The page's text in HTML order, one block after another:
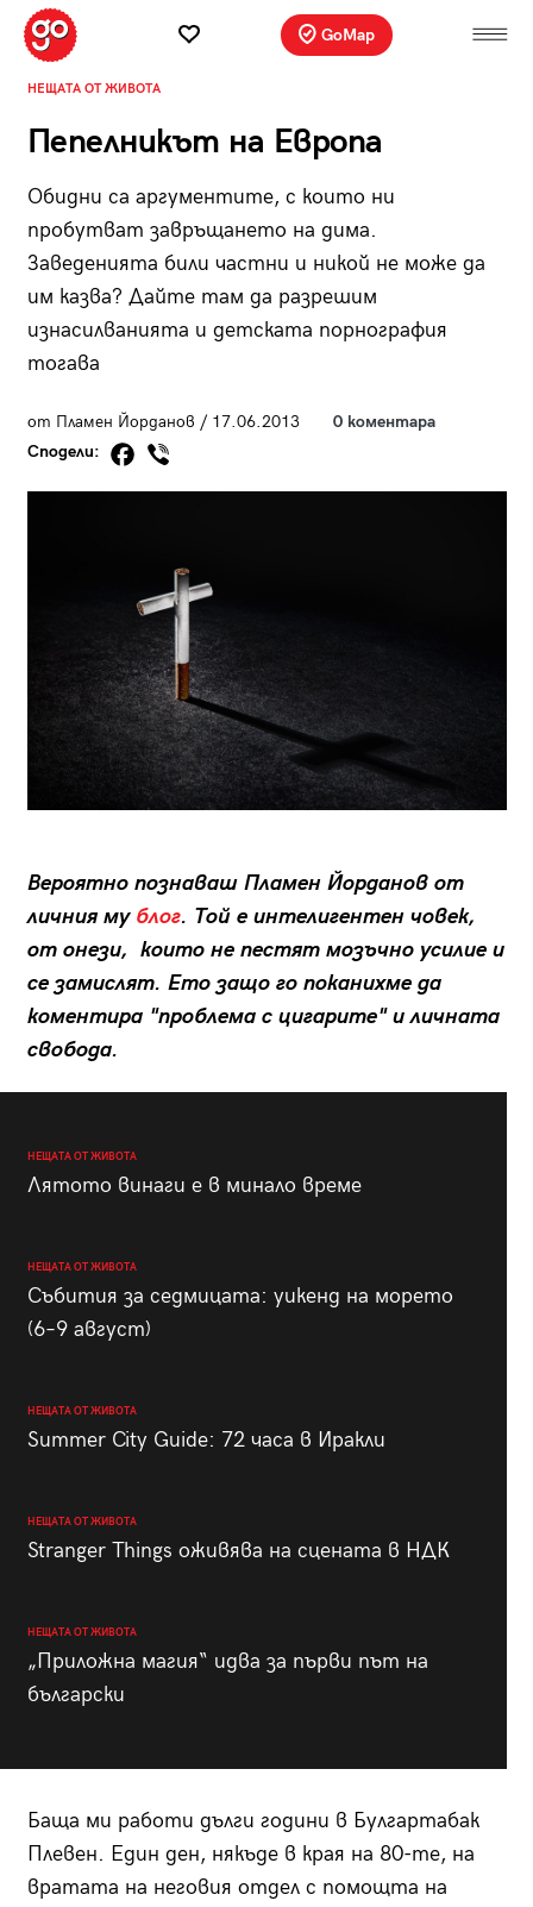
GoMap
НЕЩАТА ОТ ЖИВОТА
Пепелникът на Европа
Обидни са аргументите, с които ни
пробутват завръщането на дима.
Заведенията били частни и никой не може да
им казва? Дайте там да разрешим
изнасилванията и детската порнография
тогава
от Пламен Йорданов / 17.06.2013
0 коментара
Сподели:
Вероятно познаваш Пламен Йорданов от
личния му блог. Той е интелигентен човек,
от онези, които не пестят мозъчно усилие и
се замислят. Ето защо го поканихме да
коментира "проблема с цигарите" и личната
свобода.
НЕЩАТА ОТ ЖИВОТА
Лятото винаги е в минало време
НЕЩАТА ОТ ЖИВОТА
Събития за седмицата: уикенд на морето
(6–9 август)
НЕЩАТА ОТ ЖИВОТА
Summer City Guide: 72 часа в Иракли
НЕЩАТА ОТ ЖИВОТА
Stranger Things оживява на сцената в НДК
НЕЩАТА ОТ ЖИВОТА
„Приложна магия“ идва за първи път на
български
Баща ми работи дълги години в Булгартабак
Плевен. Един ден, някъде в края на 80-те, на
вратата на неговия отдел с помощта на